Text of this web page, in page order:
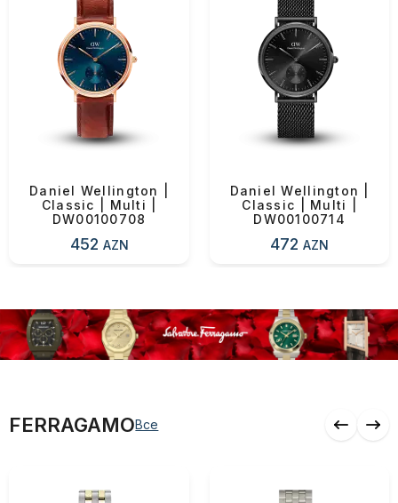
Daniel Wellington |
Classic | Multi |
DW00100708
452 AZN
Daniel Wellington |
Classic | Multi |
DW00100714
472AZN
FERRAGAMOВсе